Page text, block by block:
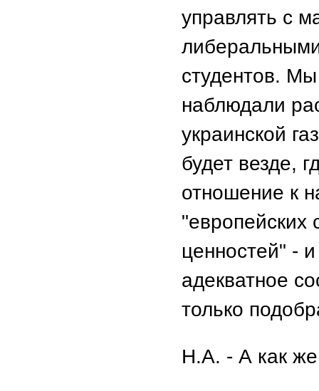
управлять с
студентов.
наблюдали
украинской
будет везде,
отношение к
"европейских
ценностей" -
адекватное
только
Н.А. - А как